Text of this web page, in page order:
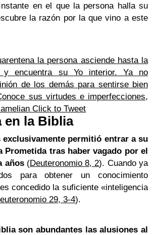
en el que la persona halla su
la razón por la que vino a este
la persona asciende hasta la
y encuentra su Yo interior. Ya no
de los demás para sentirse bien
sus virtudes e imperfecciones,
Click to Tweet
en la Biblia
exclusivamente permitió entrar a su
Prometida tras haber vagado por el
años(Deuteronomio 8, 2). Cuando ya
para obtener un conocimiento
concedido la suficiente «inteligencia
29, 3-4).
son abundantes las alusiones al